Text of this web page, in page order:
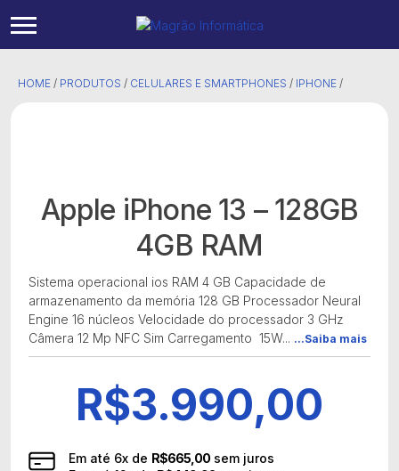
HOME / PRODUTOS / CELULARES E SMARTPHONES / IPHONE /
Apple iPhone 13 – 128GB
4GB RAM
Sistema operacional ‎ios RAM ‎4 GB Capacidade de
armazenamento da memória ‎128 GB Processador ‎Neural
Engine 16 núcleos Velocidade do processador ‎3 GHz
Câmera 12 Mp NFC ‎Sim Carregamento 15W... ...Saiba mais
R$3.990,00
Em até 6x de R$665,00 sem juros